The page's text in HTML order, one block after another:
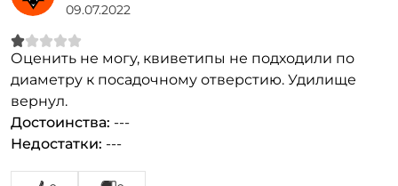
09.07.2022
Оценить не могу, квиветипы не подходили по
диаметру к посадочному отверстию. Удилище
вернул.
Достоинства: ---
Недостатки: ---